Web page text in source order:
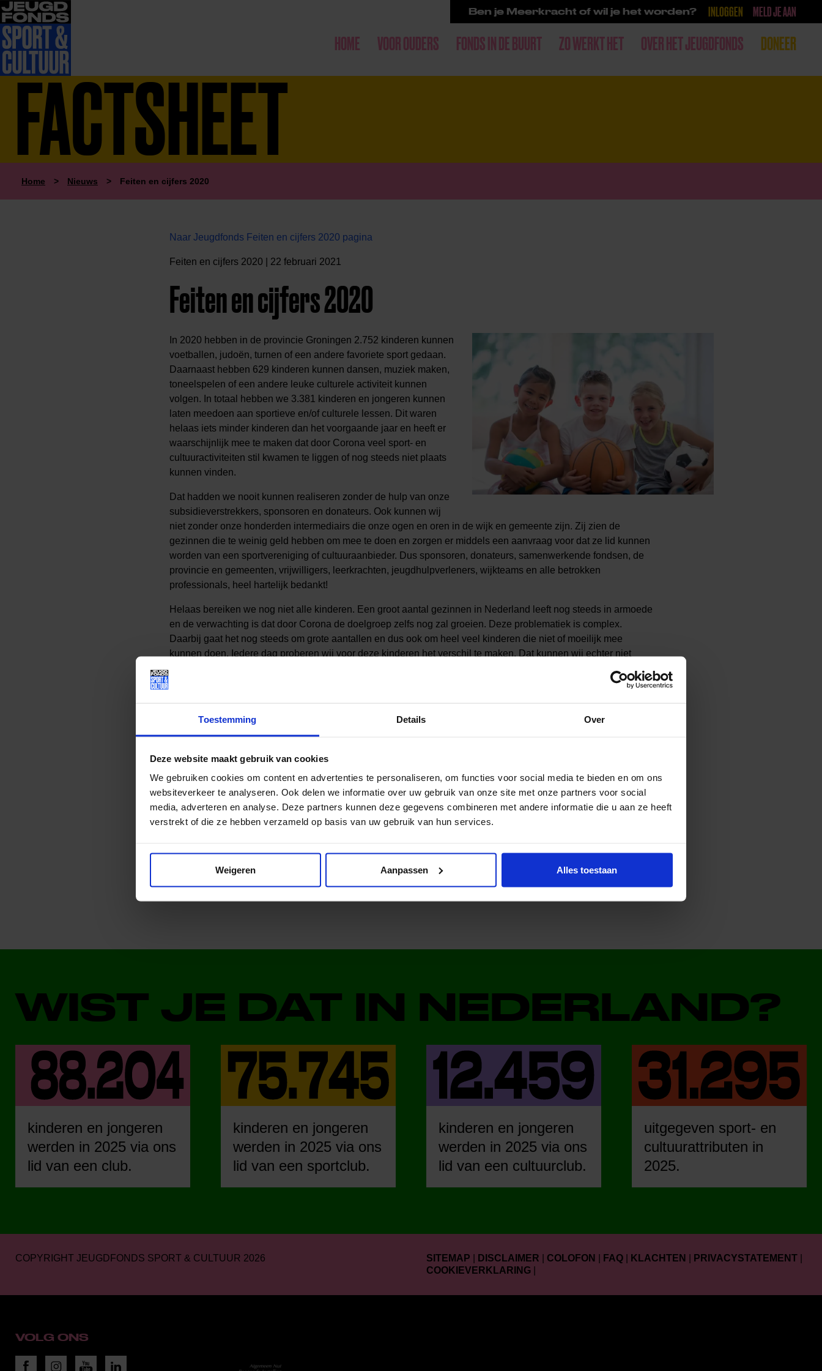
Toestemming Details Over
Deze website maakt gebruik van cookies
We gebruiken cookies om content en advertenties te personaliseren, om functies voor social media te bieden en om ons
websiteverkeer te analyseren. Ook delen we informatie over uw gebruik van onze site met onze partners voor social
media, adverteren en analyse. Deze partners kunnen deze gegevens combineren met andere informatie die u aan ze heeft
verstrekt of die ze hebben verzameld op basis van uw gebruik van hun services.
Weigeren Aanpassen Alles toestaan
Ben je Meerkracht of wil je het worden? INLOGGEN MELD JE AAN
HOME VOOR OUDERS FONDS IN DE BUURT ZO WERKT HET OVER HET JEUGDFONDS DONEER
FACTSHEET
Home > Nieuws > Feiten en cijfers 2020
Naar Jeugdfonds Feiten en cijfers 2020 pagina
Feiten en cijfers 2020 | 22 februari 2021
Feiten en cijfers 2020
In 2020 hebben in de provincie Groningen 2.752 kinderen kunnen
voetballen, judoën, turnen of een andere favoriete sport gedaan.
Daarnaast hebben 629 kinderen kunnen dansen, muziek maken,
toneelspelen of een andere leuke culturele activiteit kunnen
volgen. In totaal hebben we 3.381 kinderen en jongeren kunnen
laten meedoen aan sportieve en/of culturele lessen. Dit waren
helaas iets minder kinderen dan het voorgaande jaar en heeft er
waarschijnlijk mee te maken dat door Corona veel sport- en
cultuuractiviteiten stil kwamen te liggen of nog steeds niet plaats
kunnen vinden.
Dat hadden we nooit kunnen realiseren zonder de hulp van onze
subsidieverstrekkers, sponsoren en donateurs. Ook kunnen wij
niet zonder onze honderden intermediairs die onze ogen en oren in de wijk en gemeente zijn. Zij zien de
gezinnen die te weinig geld hebben om mee te doen en zorgen er middels een aanvraag voor dat ze lid kunnen
worden van een sportvereniging of cultuuraanbieder. Dus sponsoren, donateurs, samenwerkende fondsen, de
provincie en gemeenten, vrijwilligers, leerkrachten, jeugdhulpverleners, wijkteams en alle betrokken
professionals, heel hartelijk bedankt!
Helaas bereiken we nog niet alle kinderen. Een groot aantal gezinnen in Nederland leeft nog steeds in armoede
en de verwachting is dat door Corona de doelgroep zelfs nog zal groeien. Deze problematiek is complex.
Daarbij gaat het nog steeds om grote aantallen en dus ook om heel veel kinderen die niet of moeilijk mee
kunnen doen. Iedere dag proberen wij voor deze kinderen het verschil te maken. Dat kunnen wij echter niet
Download hier de Factsheet 2020 – Jeugdfonds S&C Groningen
Lees meer nieuws
Deel dit bericht op social media!
WIST JE DAT IN NEDERLAND?
kinderen en jongeren
werden in 2025 via ons
lid van een club.
kinderen en jongeren
werden in 2025 via ons
lid van een sportclub.
kinderen en jongeren
werden in 2025 via ons
lid van een cultuurclub.
uitgegeven sport- en
cultuurattributen in
2025.
COPYRIGHT JEUGDFONDS SPORT & CULTUUR 2026 SITEMAP DISCLAIMER COLOFON FAQ KLACHTEN PRIVACYSTATEMENT
COOKIEVERKLARING
VOLG ONS